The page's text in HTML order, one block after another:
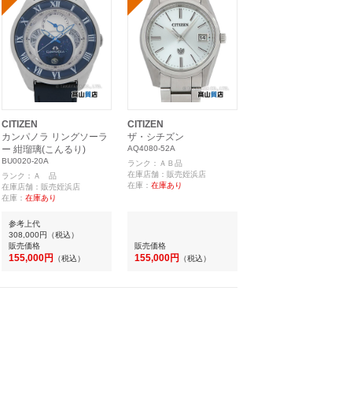
CITIZEN
カンパノラ リングソーラ
ー 紺瑠璃(こんるり)
BU0020-20A
ランク：Ａ 品
在庫店舗：販売姪浜店
在庫： 在庫あり
参考上代
308,000円 （税込）
販売価格
155,000円 （税込）
CITIZEN
ザ・シチズン
AQ4080-52A
ランク：ＡＢ品
在庫店舗：販売姪浜店
在庫： 在庫あり
販売価格
155,000円 （税込）